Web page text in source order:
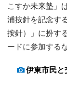
こすか未来塾」
浦按針を記念す
按針）」に扮す
ードに参加する
伊東市民と